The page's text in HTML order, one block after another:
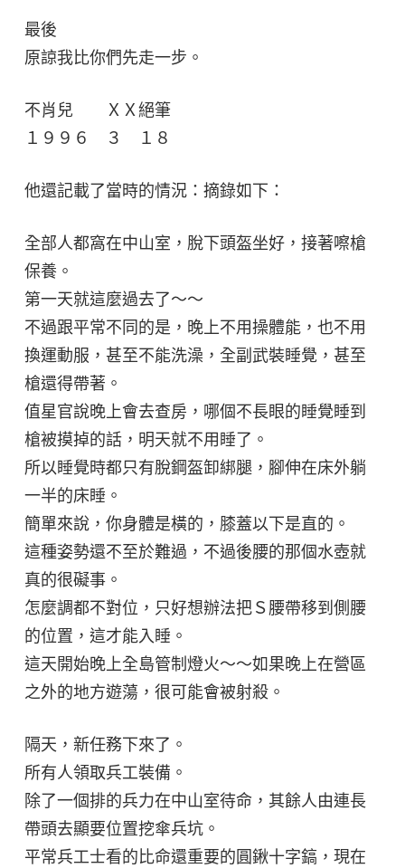
最後
原諒我比你們先走一步。
不肖兒 ＸＸ絕筆
１９９６ ３ １８
他還記載了當時的情況：摘錄如下：
全部人都窩在中山室，脫下頭盔坐好，接著嚓槍
保養。
第一天就這麼過去了～～
不過跟平常不同的是，晚上不用操體能，也不用
換運動服，甚至不能洗澡，全副武裝睡覺，甚至
槍還得帶著。
值星官說晚上會去查房，哪個不長眼的睡覺睡到
槍被摸掉的話，明天就不用睡了。
所以睡覺時都只有脫鋼盔卸綁腿，腳伸在床外躺
一半的床睡。
簡單來說，你身體是橫的，膝蓋以下是直的。
這種姿勢還不至於難過，不過後腰的那個水壺就
真的很礙事。
怎麼調都不對位，只好想辦法把Ｓ腰帶移到側腰
的位置，這才能入睡。
這天開始晚上全島管制燈火～～如果晚上在營區
之外的地方遊蕩，很可能會被射殺。
隔天，新任務下來了。
所有人領取兵工裝備。
除了一個排的兵力在中山室待命，其餘人由連長
帶頭去顯要位置挖傘兵坑。
平常兵工士看的比命還重要的圓鍬十字鎬，現在